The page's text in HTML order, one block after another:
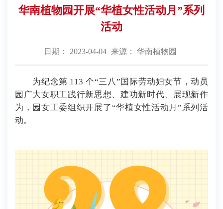
华南植物园开展“华植女性活动月”系列
活动
日期： 2023-04-04 来源： 华南植物园
为纪念第 113 个“三八”国际劳动妇女节，动员
园广大女职工践行新思想、建功新时代、展现新作
为，园女工委组织开展了“华植女性活动月”系列活
动。